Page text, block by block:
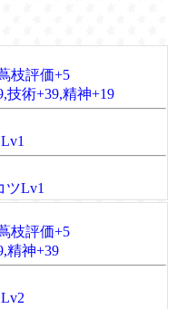
枝評価+5
技術+39,精神+19
Lv1
枝評価+5
精神+39